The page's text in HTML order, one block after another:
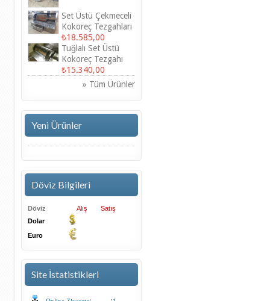
Set Üstü Çekmeceli
Kokoreç Tezgahları
₺18.585,00
Tuğlalı Set Üstü
Kokoreç Tezgahı
₺15.340,00
» Tüm Ürünler
Yeni Ürünler
Döviz Bilgileri
Döviz Alış
Satış
Dolar
Euro
Site İstatistikleri